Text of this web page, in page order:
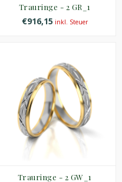
Trauringe - 2 GR_1
€916,15 inkl. Steuer
Trauringe - 2 GW_1